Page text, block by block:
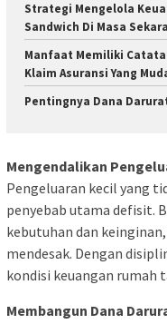
Strategi Mengelola
Sandwich Di Masa
Manfaat Memiliki
Klaim Asuransi Yang
Pentingnya Dana
Mengendalikan
Pengeluaran kecil yang
penyebab utama defisit.
kebutuhan dan
mendesak. Dengan
kondisi keuangan rumah
Membangun Dana